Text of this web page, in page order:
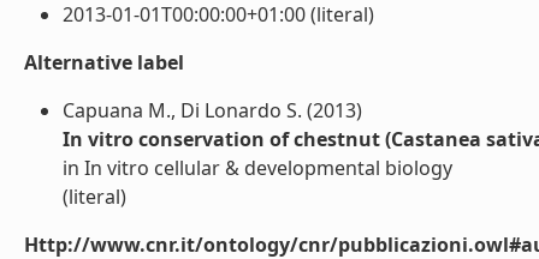
2013-01-01T00:00:00+01:00 (literal)
Alternative label
Capuana M., Di Lonardo S. (2013)
In vitro conservation of chestnut (Castanea
in In vitro cellular & developmental biology
(literal)
Http://www.cnr.it/ontology/cnr/